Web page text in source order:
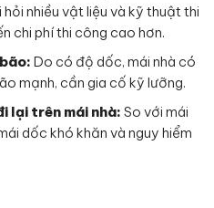
nhiều vật liệu và kỹ thuật thi
chi phí thi công cao hơn.
Do có độ dốc, mái nhà có
mạnh, cần gia cố kỹ lưỡng.
lại trên mái nhà: So với mái
dốc khó khăn và nguy hiểm